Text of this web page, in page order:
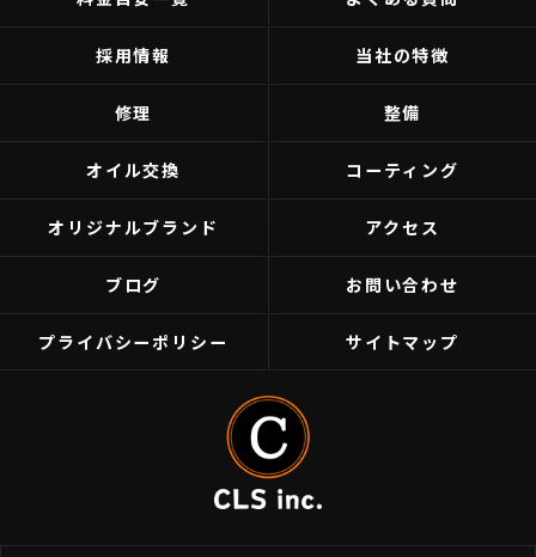
採用情報 当社の特徴
修理 整備
オイル交換 コーティング
オリジナルブランド アクセス
ブログ お問い合わせ
プライバシーポリシー サイトマップ